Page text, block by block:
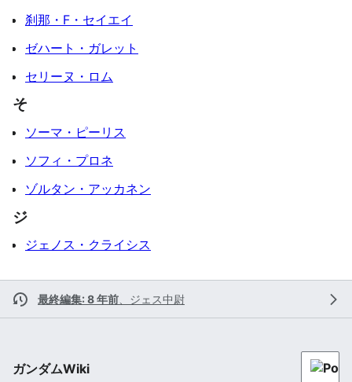
刹那・F・セイエイ
ゼハート・ガレット
セリーヌ・ロム
そ
ソーマ・ピーリス
ソフィ・プロネ
ゾルタン・アッカネン
ジ
ジェノス・クライシス
最終編集: 8 年前 ジェス中尉
ガンダムWiki